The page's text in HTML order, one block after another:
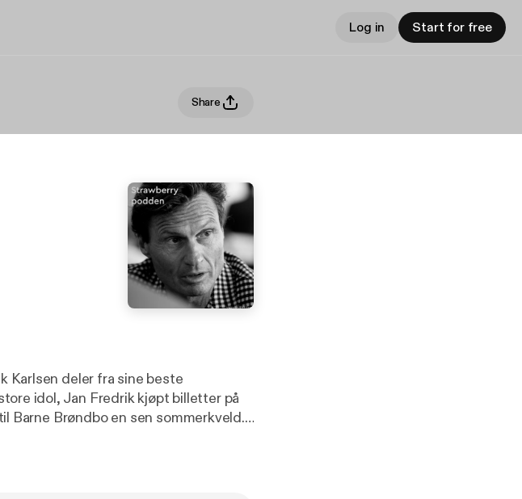
Log in Start for free
Share
Karlsen deler fra sine beste
idol, Jan Fredrik kjøpt billetter på
Barne Brøndbo en sen sommerkveld.